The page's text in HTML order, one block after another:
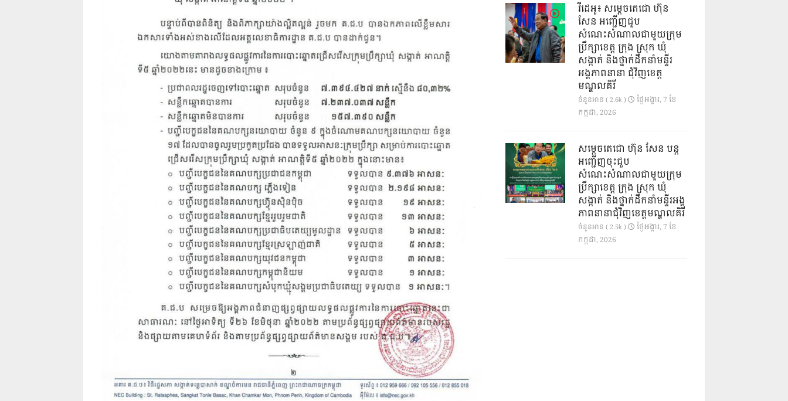
វីដេអូ៖ សម្តេចតេជោ ហ៊ុន
សែន អញ្ជើញជួប
សំណេះសំណាលជាមួយក្រុម
ប្រឹក្សាខេត្ត ក្រុង ស្រុក ឃុំ
សង្កាត់ និងថ្នាក់ដឹកនាំមន្ទីរ
អង្គភាពនានា ជុំវិញខេត្ត
មណ្ឌលគិរី
ចំនួនអាន ( 2.6k )
ថ្ងៃ​អង្គារ, 7 ខែ​
កក្កដា, 2026
សម្តេចតេជោ ហ៊ុន សែន បន្ត
អញ្ជើញចុះជួប
សំណេះសំណាលជាមួយក្រុម
ប្រឹក្សាខេត្ត ក្រុង ស្រុក ឃុំ
សង្កាត់ និងថ្នាក់ដឹកនាំមន្ទីរអង្គ
ភាពនានាជុំវិញខេត្តមណ្ឌលគិរី
ចំនួនអាន ( 2.5k )
ថ្ងៃ​អង្គារ, 7 ខែ​
កក្កដា, 2026